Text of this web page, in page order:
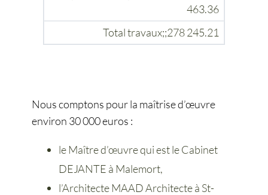
463.36
Total travaux;;278 245.21
Nous comptons pour la maîtrise d’œuvre
environ 30 000 euros :
le Maître d’œuvre qui est le Cabinet
DEJANTE à Malemort,
l’Architecte MAAD Architecte à St-